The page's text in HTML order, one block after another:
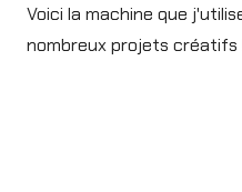
Voici la machine que
nombreux projets créatifs